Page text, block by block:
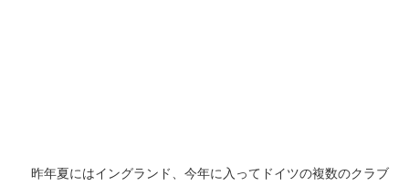
昨年夏にはイングランド、今年に入ってドイツの複数のクラブ